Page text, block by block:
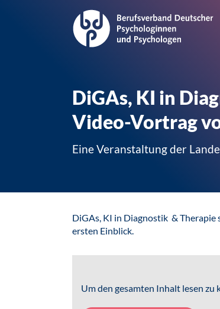
DiGAs, KI in
Video-Vortrag
Eine Veranstaltung der
DiGAs, KI in Diagnostik & Therapie
ersten Einblick.
Um den gesamten Inhalt lesen zu